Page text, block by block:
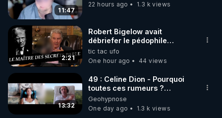
doigt des défaillances
de suivi. Par exemple,
en raison de
contraintes
budgétaires, le nombre
de mères et d'enfants
accompagnés…
exemple, en raison de
nombre de mères et
d'enfants accompagnés…
11:47
22 hours ago
1.3 k views
2:21
Robert Bigelow avait
débriefer le pédophile
génocidaire de donald j
trump
tic tac ufo
One hour ago
44 views
13:32
49 : Celine Dion - Pourquoi
toutes ces rumeurs ?
Enquête sous hypnose
Geohypnose
One day ago
1.3 k views